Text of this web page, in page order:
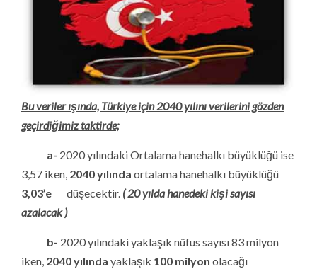
Bu veriler ışında, Türkiye için 2040 yılını verilerini gözden
geçirdiğimiz taktirde;
a- 2020 yılındaki Ortalama hanehalkı büyüklüğü ise
3,57 iken, 2040 yılında ortalama hanehalkı büyüklüğü
3,03’e düşecektir. ( 20 yılda hanedeki kişi sayısı
azalacak )
b- 2020 yılındaki yaklaşık nüfus sayısı 83 milyon
iken, 2040 yılında yaklaşık 100 milyon olacağı